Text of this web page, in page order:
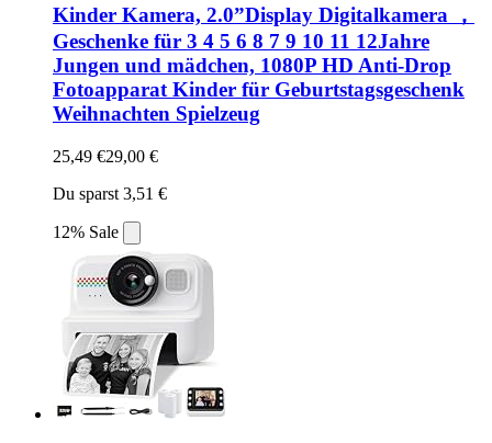
Kinder Kamera, 2.0”Display Digitalkamera ，
Geschenke für 3 4 5 6 8 7 9 10 11 12Jahre
Jungen und mädchen, 1080P HD Anti-Drop
Fotoapparat Kinder für Geburtstagsgeschenk
Weihnachten Spielzeug
25,49 €29,00 €
Du sparst 3,51 €
12% Sale